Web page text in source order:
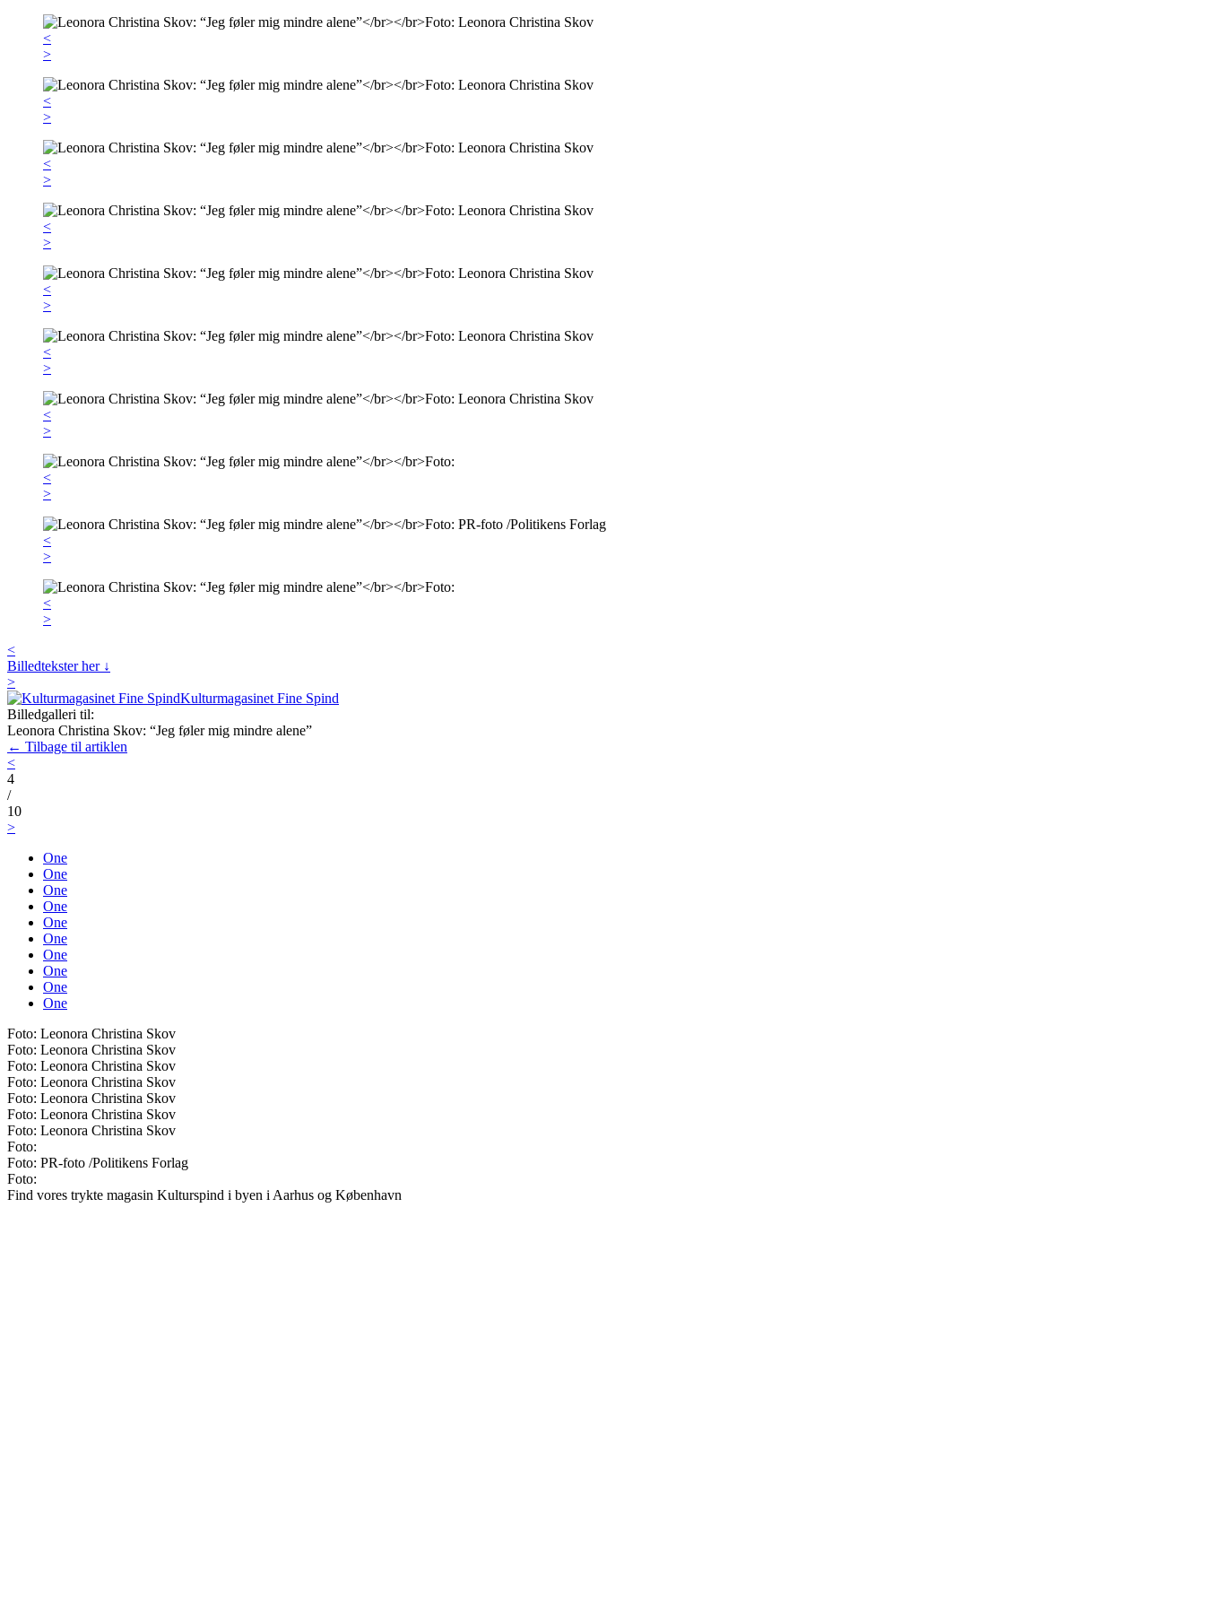
<
>
<
>
<
>
<
>
<
>
<
>
<
>
<
>
<
>
<
>
<
Billedtekster her ↓
>
Kulturmagasinet Fine Spind
Billedgalleri til:
Leonora Christina Skov: “Jeg føler mig mindre alene”
← Tilbage til artiklen
<
4
/
10
>
One
One
One
One
One
One
One
One
One
One
Foto: Leonora Christina Skov
Foto: Leonora Christina Skov
Foto: Leonora Christina Skov
Foto: Leonora Christina Skov
Foto: Leonora Christina Skov
Foto: Leonora Christina Skov
Foto: Leonora Christina Skov
Foto:
Foto: PR-foto /Politikens Forlag
Foto:
Find vores trykte magasin Kulturspind i byen i Aarhus og København